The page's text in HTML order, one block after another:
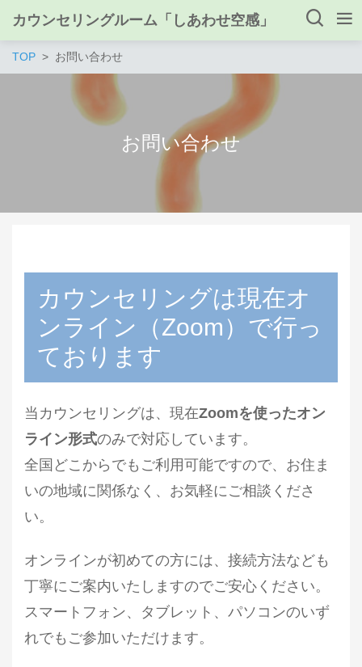
カウンセリングルーム「しあわせ空感」
TOP お問い合わせ
お問い合わせ
カウンセリングは現在オ
ンライン（Zoom）で行っ
ております
当カウンセリングは、現在Zoomを使ったオン
ライン形式のみで対応しています。
全国どこからでもご利用可能ですので、お住ま
いの地域に関係なく、お気軽にご相談くださ
い。
オンラインが初めての方には、接続方法なども
丁寧にご案内いたしますのでご安心ください。
スマートフォン、タブレット、パソコンのいず
れでもご参加いただけます。